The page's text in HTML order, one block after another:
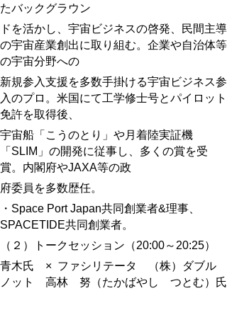
たバックグラウン
ドを活かし、宇宙ビジネスの啓発、民間主導
の宇宙産業創出に取り組む。企業や自治体等
の宇宙分野への
新規参入支援を多数手掛ける宇宙ビジネス参
入のプロ。米国にて工学修士号とパイロット
免許を取得後、
宇宙船「こうのとり」や月着陸実証機
「SLIM」の開発に従事し、多くの賞を受
賞。内閣府やJAXA等の政
府委員を多数歴任。
・Space Port Japan共同創業者&理事、
SPACETIDE共同創業者。
（２）トークセッション（20:00～20:25）
青木氏 × ファシリテータ （株）ダブル
ノット 高林 努（たかばやし つとむ）氏